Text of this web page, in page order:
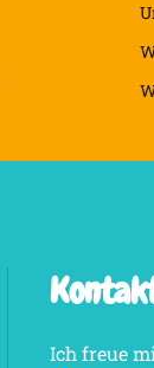
Ich freue